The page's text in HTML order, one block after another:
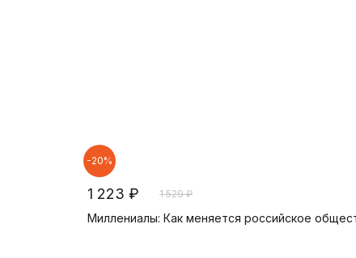
-20%
1 223 ₽ 1 529 ₽
Миллениалы: Как меняется российское